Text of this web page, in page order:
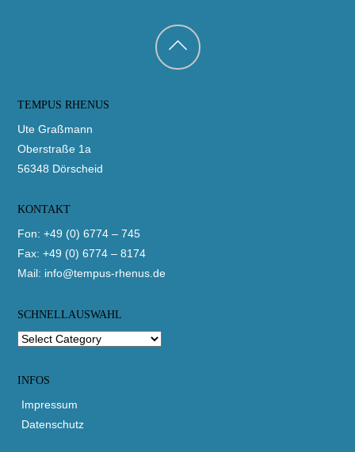
Back
TEMPUS RHENUS
Ute Graßmann
Oberstraße 1a
56348 Dörscheid
KONTAKT
Fon: +49 (0) 6774 – 745
Fax: +49 (0) 6774 – 8174
Mail: info@tempus-rhenus.de
SCHNELLAUSWAHL
INFOS
Impressum
Datenschutz